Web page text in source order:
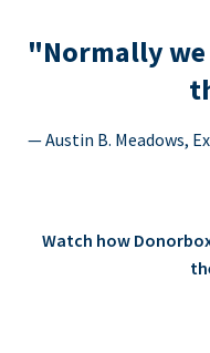
"Normally
— Austin B. Meadows,
Watch how